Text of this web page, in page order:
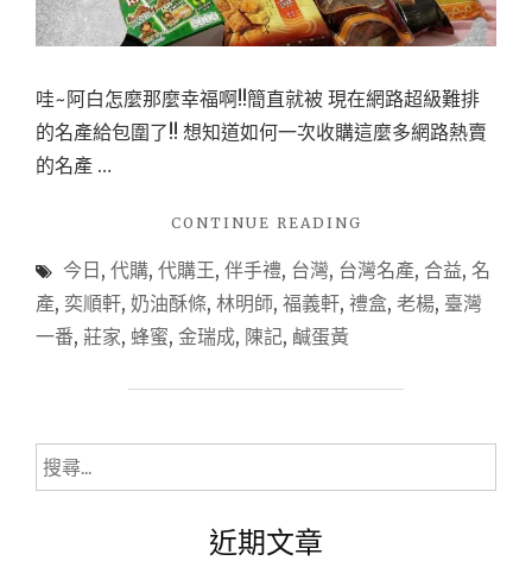
王
一
買
足
北
的
產
哇~阿白怎麼那麼幸福啊!!簡直就被 現在網路超級難排
的名產給包圍了!! 想知道如何一次收購這麼多網路熱賣
的名產 …
CONTINUE READING
中/
北
代
王
今日, 代購, 代購王, 伴手禮, 台灣, 台灣名產, 合益, 名
產, 奕順軒, 奶油酥條, 林明師, 福義軒, 禮盒, 老楊, 臺灣
一番, 莊家, 蜂蜜, 金瑞成, 陳記, 鹹蛋黃
搜
尋
近期文章